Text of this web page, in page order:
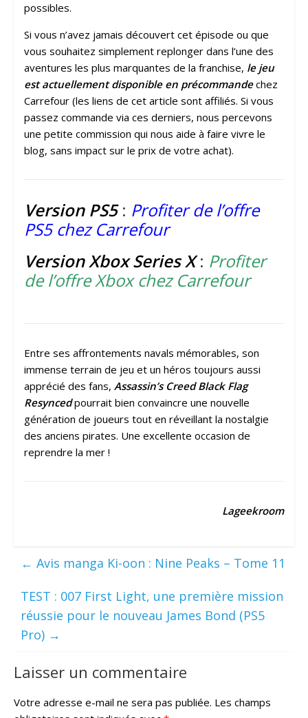
possibles.
Si vous n’avez jamais découvert cet épisode ou que
vous souhaitez simplement replonger dans l’une des
aventures les plus marquantes de la franchise, le jeu
est actuellement disponible en précommandechez
Carrefour (les liens de cet article sont affiliés. Si vous
passez commande via ces derniers, nous percevons
une petite commission qui nous aide à faire vivre le
blog, sans impact sur le prix de votre achat).
Version PS5: Profiter de l’offre
PS5 chez Carrefour
Version Xbox Series X: Profiter
de l’offre Xbox chez Carrefour
Entre ses affrontements navals mémorables, son
immense terrain de jeu et un héros toujours aussi
apprécié des fans, Assassin’s Creed Black Flag
Resyncedpourrait bien convaincre une nouvelle
génération de joueurs tout en réveillant la nostalgie
des anciens pirates. Une excellente occasion de
reprendre la mer !
Lageekroom
← Avis manga Ki-oon : Nine Peaks – Tome 11
TEST : 007 First Light, une première mission
réussie pour le nouveau James Bond (PS5
Pro) →
Laisser un commentaire
Votre adresse e-mail ne sera pas publiée. Les champs